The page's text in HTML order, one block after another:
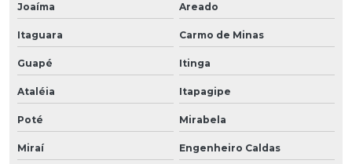
Joaíma Areado
Itaguara Carmo de Minas
Guapé Itinga
Ataléia Itapagipe
Poté Mirabela
Miraí Engenheiro Caldas